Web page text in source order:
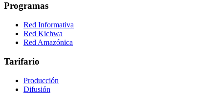
Programas
Red Informativa
Red Kichwa
Red Amazónica
Tarifario
Producción
Difusión